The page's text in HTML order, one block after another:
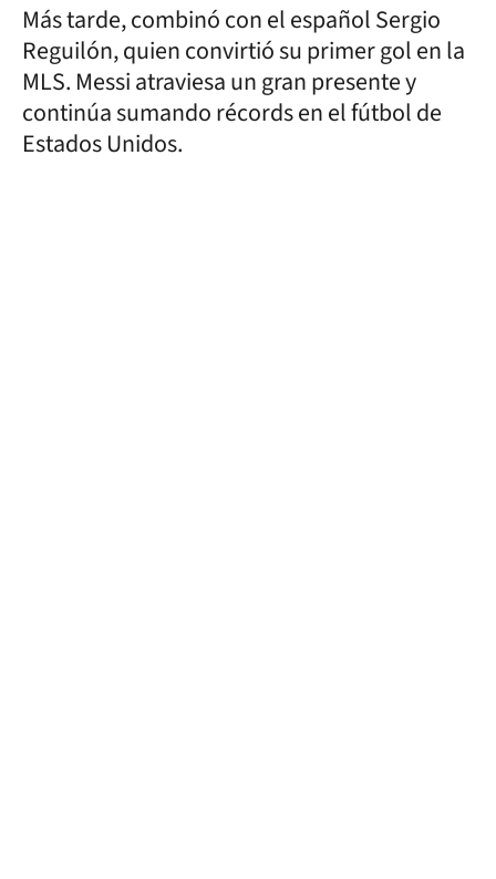
Más tarde, combinó con el español Sergio
Reguilón, quien convirtió su primer gol en la
MLS. Messi atraviesa un gran presente y
continúa sumando récords en el fútbol de
Estados Unidos.